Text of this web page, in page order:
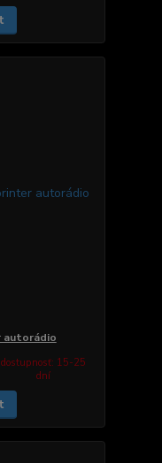
autorádio
dostupnosť: 15-25
dní